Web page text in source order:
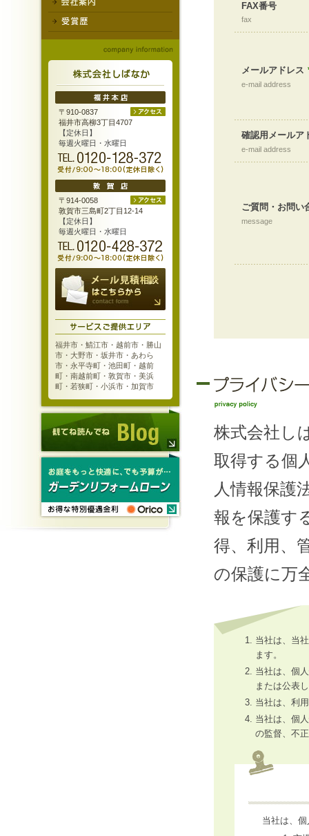
FAX番号
fax
メールアドレス
e-mail address
確認用メールア
e-mail address
ご質問・お問い
message
株式会社し
取得する個
人情報保護
報を保護す
得、利用、
の保護に万
当社は、当
ます。
当社は、個
または公表
当社は、利
当社は、個
の監督、不
当社は、
〒910-0837
福井市高柳3丁目4707
【定休日】
毎週火曜日・水曜日
〒914-0058
敦賀市三島町2丁目12-14
【定休日】
毎週火曜日・水曜日
福井市・鯖江市・越前市・勝山
市・大野市・坂井市・あわら
市・永平寺町・池田町・越前
町・南越前町・敦賀市・美浜
町・若狭町・小浜市・加賀市